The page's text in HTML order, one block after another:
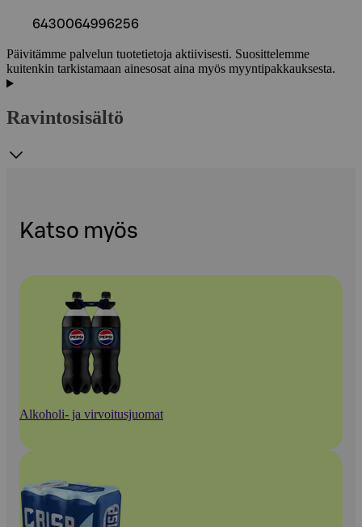
6430064996256
Päivitämme palvelun tuotetietoja aktiivisesti. Suosittelemme
kuitenkin tarkistamaan ainesosat aina myös myyntipakkauksesta.
Ravintosisältö
Katso myös
Alkoholi- ja virvoitusjuomat